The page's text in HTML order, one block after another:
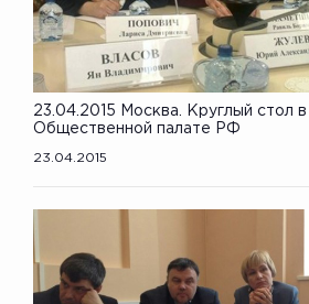
23.04.2015 Москва. Круглый стол в
Общественной палате РФ
23.04.2015